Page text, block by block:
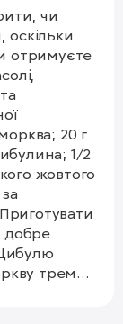
чи
отримуєте
20 г
1/2
жовтого
добре
тремо